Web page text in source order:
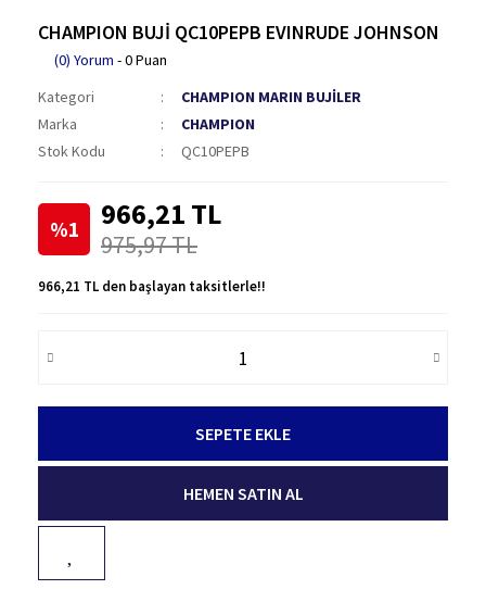
CHAMPION BUJİ QC10PEPB EVINRUDE JOHNSON
(0) Yorum - 0 Puan
Kategori
CHAMPION MARIN BUJİLER
Marka
CHAMPION
Stok Kodu
QC10PEPB
%1 966,21 TL
975,97 TL
966,21 TL den başlayan taksitlerle!!
SEPETE EKLE
HEMEN SATIN AL